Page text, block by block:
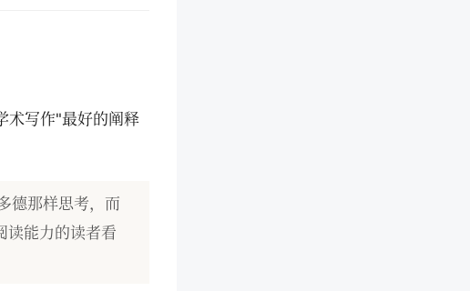
术写作"最好的阐释
德那样思考，而
读能力的读者看